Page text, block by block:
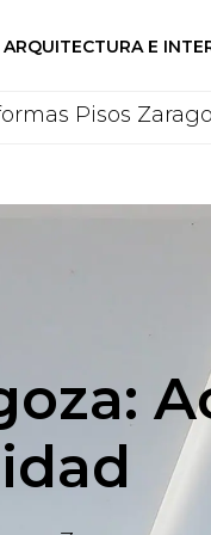
ARQUITECTURA E
Pisos